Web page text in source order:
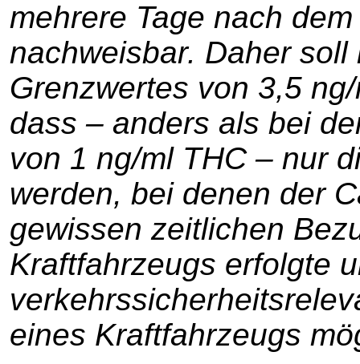
mehrere Tage nach
nachweisbar. Daher
Grenzwertes von 3,5
dass – anders als bei
von 1 ng/ml THC – nur
werden, bei denen der
gewissen zeitlichen
Kraftfahrzeugs erfolgte
eines Kraftfahrzeugs